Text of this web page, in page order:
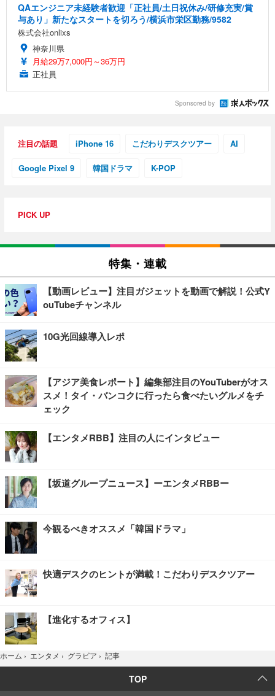
QAエンジニア未経験者歓迎「正社員/土日祝休み/研修充実/賞
与あり」新たなスタートを切ろう/横浜市栄区勤務/9582
株式会社onlixs
神奈川県
月給29万7,000円～36万円
正社員
Sponsored by
注目の話題 iPhone 16 こだわりデスクツアー AI
Google Pixel 9 韓国ドラマ K-POP
PICK UP
特集・連載
【動画レビュー】注目ガジェットを動画で解説！公式Y
ouTubeチャンネル
10G光回線導入レポ
【アジア美食レポート】編集部注目のYouTuberがオス
スメ！タイ・バンコクに行ったら食べたいグルメをチ
ェック
【エンタメRBB】注目の人にインタビュー
【坂道グループニュース】ーエンタメRBBー
今観るべきオススメ「韓国ドラマ」
快適デスクのヒントが満載！こだわりデスクツアー
【進化するオフィス】
ホーム › エンタメ › グラビア › 記事
TOP